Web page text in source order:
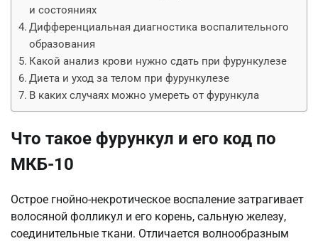
и состояниях
Дифференциальная диагностика воспалительного
образования
Какой анализ крови нужно сдать при фурункулезе
Диета и уход за телом при фурункулезе
В каких случаях можно умереть от фурункула
Что такое фурункул и его код по
МКБ-10
Острое гнойно-некротическое воспаление затрагивает
волосяной фолликул и его корень, сальную железу,
соединительные ткани. Отличается волнообразным